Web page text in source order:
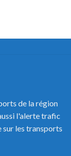
de la région
l'alerte trafic
sur les transports